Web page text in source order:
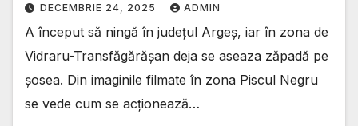
DECEMBRIE 24, 2025 ADMIN
A început să ningă în județul Argeș, iar în zona de
Vidraru-Transfăgărășan deja se aseaza zăpadă pe
șosea. Din imaginile filmate în zona Piscul Negru
se vede cum se acționează…